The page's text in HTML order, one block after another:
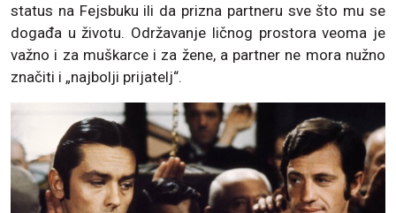
status na Fejsbuku ili da prizna partneru sve što mu se
događa u životu. Održavanje ličnog prostora veoma je
važno i za muškarce i za žene, a partner ne mora nužno
značiti i „najbolji prijatelj“.